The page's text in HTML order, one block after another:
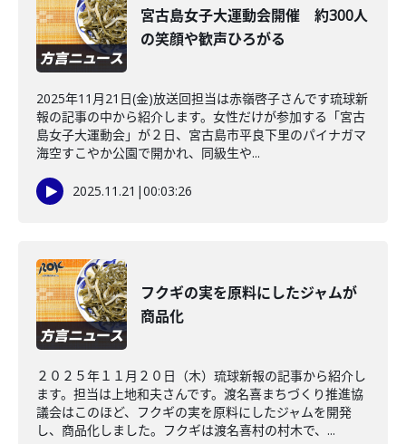
宮古島女子大運動会開催 約300人
の笑顔や歓声ひろがる
2025年11月21日(金)放送回担当は赤嶺啓子さんです琉球新
報の記事の中から紹介します。女性だけが参加する「宮古
島女子大運動会」が２日、宮古島市平良下里のパイナガマ
海空すこやか公園で開かれ、同級生や...
2025.11.21 |00:03:26
フクギの実を原料にしたジャムが
商品化
２０２５年１１月２０日（木）琉球新報の記事から紹介し
ます。担当は上地和夫さんです。渡名喜まちづくり推進協
議会はこのほど、フクギの実を原料にしたジャムを開発
し、商品化しました。フクギは渡名喜村の村木で、...